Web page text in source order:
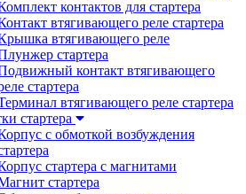
контактов для стартера
втягивающего реле стартера
втягивающего реле
стартера
контакт втягивающего
стартера
втягивающего реле стартера
стартера
с обмоткой возбуждения
стартера с магнитами
стартера